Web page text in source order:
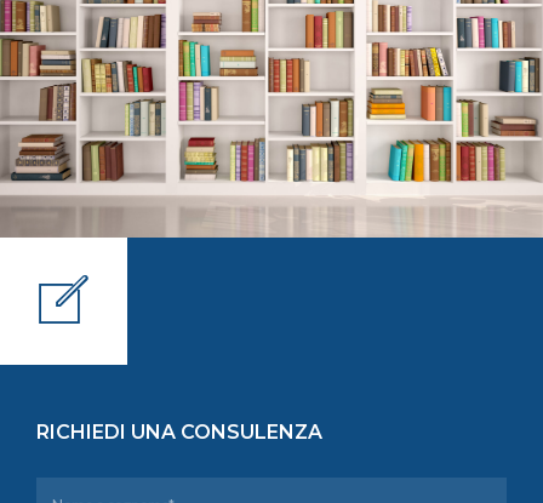
RICHIEDI UNA CONSULENZA